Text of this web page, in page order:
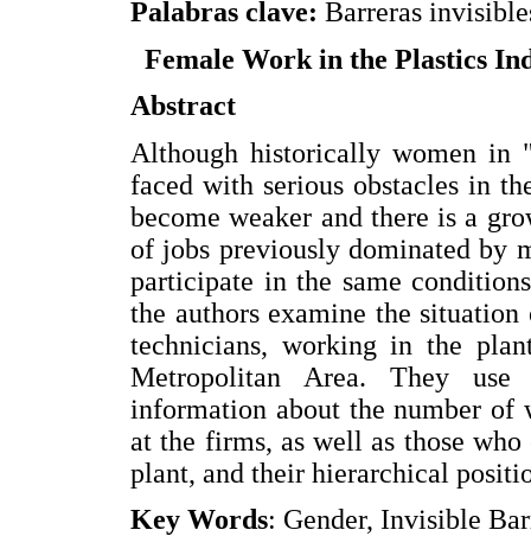
Palabras clave: Barreras
Female Work in the Plastics
Abstract
Although historically women in
faced with serious obstacles in
become weaker and there is a
of jobs previously dominated by
participate in the same
the authors examine the situation
technicians, working in the
Metropolitan Area. They
information about the number of
at the firms, as well as those
plant, and their hierarchical
Key Words: Gender, Invisible